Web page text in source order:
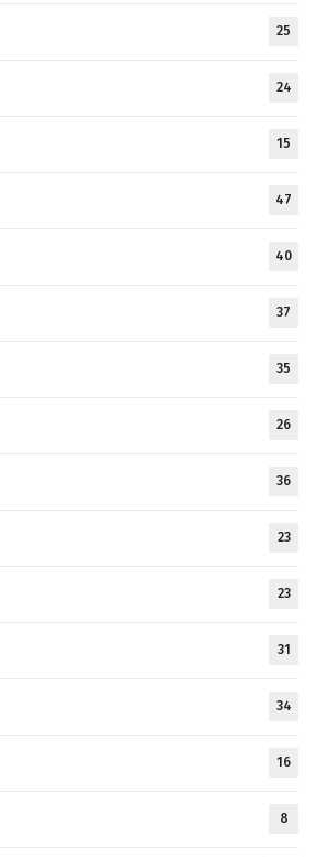
25
24
15
47
40
37
35
26
36
23
23
31
34
16
8